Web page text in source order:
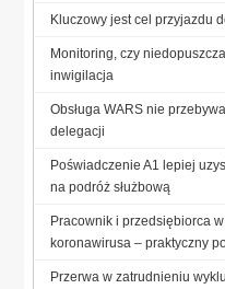
Kluczowy jest cel przyjazdu
Monitoring, czy
inwigilacja
Obsługa WARS nie
delegacji
Poświadczenie A1 lepiej
na podróż służbową
Pracownik i przedsiębiorca
koronawirusa – praktyczny
Przerwa w zatrudnieniu